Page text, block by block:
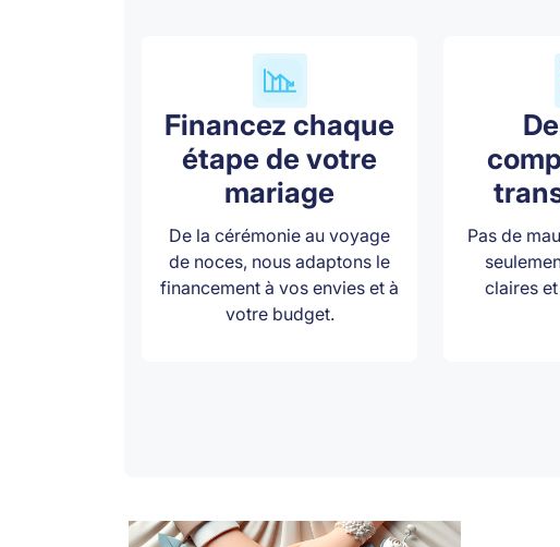
Financez chaque
étape de votre
mariage
De la cérémonie au voyage
de noces, nous adaptons le
financement à vos envies et à
votre budget.
Pas de
claires